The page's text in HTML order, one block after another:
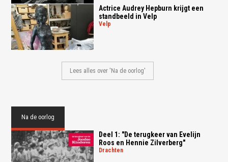
Actrice Audrey Hepburn krijgt een
standbeeld in Velp
velp
Lees alles over 'Na de oorlog'
Na de oorlog
Deel 1: "De terugkeer van Evelijn
Roos en Hennie Zilverberg"
drachten